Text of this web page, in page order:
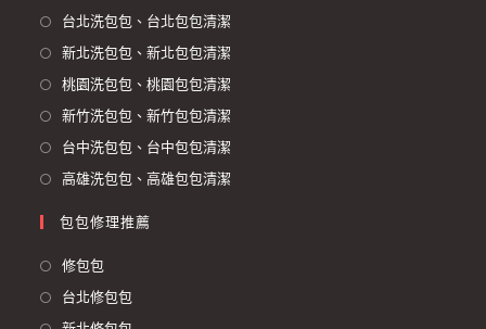
台北洗包包、台北包包清潔
新北洗包包、新北包包清潔
桃園洗包包、桃園包包清潔
新竹洗包包、新竹包包清潔
台中洗包包、台中包包清潔
高雄洗包包、高雄包包清潔
包包修理推薦
修包包
台北修包包